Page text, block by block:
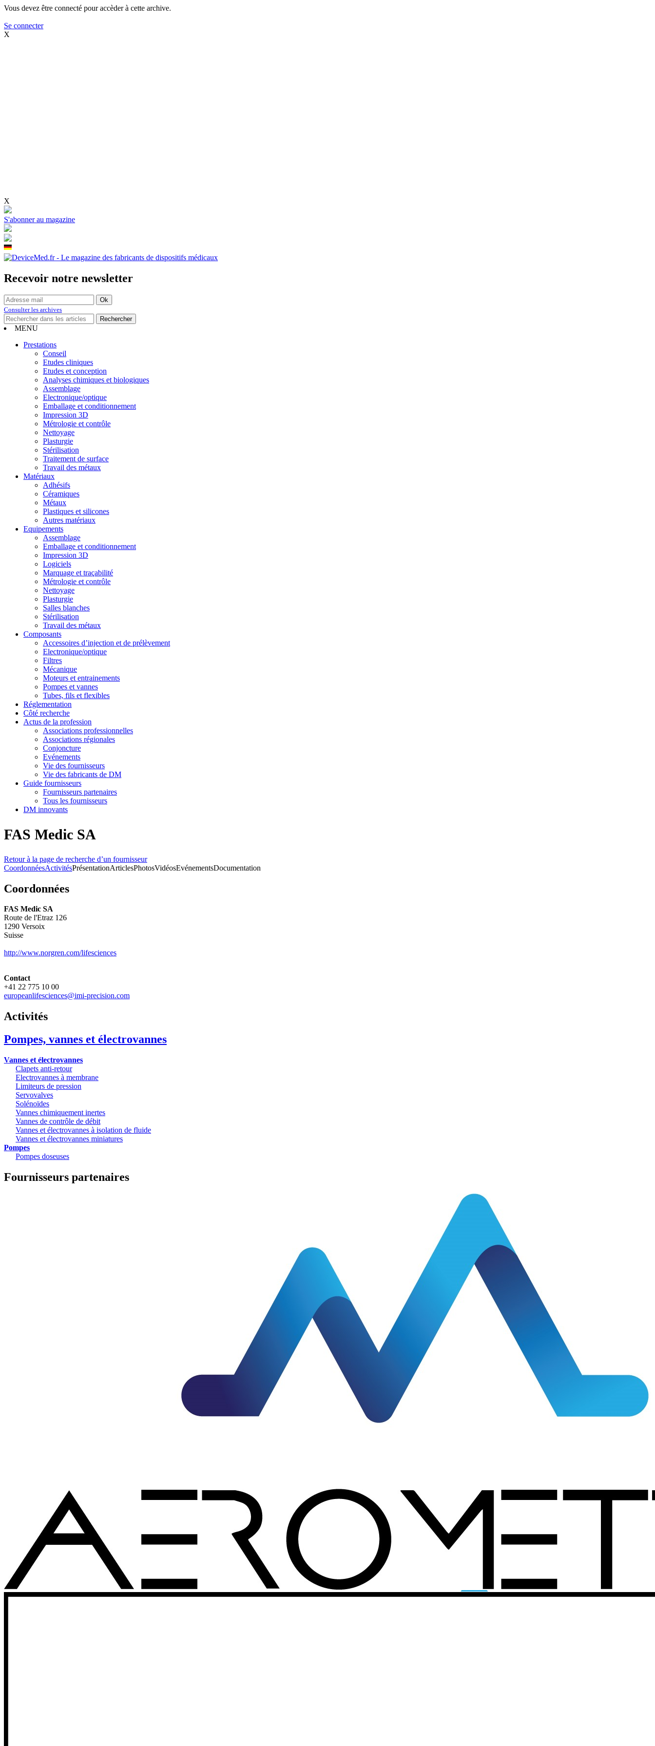
Vous devez être connecté pour accèder à cette archive.
Se connecter
X
X
S'abonner au magazine
Recevoir notre newsletter
Consulter les archives
MENU
Prestations
Conseil
Etudes cliniques
Etudes et conception
Analyses chimiques et biologiques
Assemblage
Electronique/optique
Emballage et conditionnement
Impression 3D
Métrologie et contrôle
Nettoyage
Plasturgie
Stérilisation
Traitement de surface
Travail des métaux
Matériaux
Adhésifs
Céramiques
Métaux
Plastiques et silicones
Autres matériaux
Equipements
Assemblage
Emballage et conditionnement
Impression 3D
Logiciels
Marquage et traçabilité
Métrologie et contrôle
Nettoyage
Plasturgie
Salles blanches
Stérilisation
Travail des métaux
Composants
Accessoires d’injection et de prélèvement
Electronique/optique
Filtres
Mécanique
Moteurs et entrainements
Pompes et vannes
Tubes, fils et flexibles
Réglementation
Côté recherche
Actus de la profession
Associations professionnelles
Associations régionales
Conjoncture
Evénements
Vie des fournisseurs
Vie des fabricants de DM
Guide fournisseurs
Fournisseurs partenaires
Tous les fournisseurs
DM innovants
FAS Medic SA
Retour à la page de recherche d’un fournisseur
CoordonnéesActivitésPrésentationArticlesPhotosVidéosEvénementsDocumentation
Coordonnées
FAS Medic SA
Route de l'Etraz 126
1290 Versoix
Suisse
http://www.norgren.com/lifesciences
Contact
+41 22 775 10 00
europeanlifesciences@imi-precision.com
Activités
Pompes, vannes et électrovannes
Vannes et électrovannes
Clapets anti-retour
Electrovannes à membrane
Limiteurs de pression
Servovalves
Solénoïdes
Vannes chimiquement inertes
Vannes de contrôle de débit
Vannes et électrovannes à isolation de fluide
Vannes et électrovannes miniatures
Pompes
Pompes doseuses
Fournisseurs partenaires